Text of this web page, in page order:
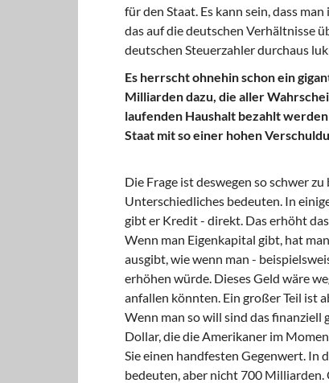
für den Staat. Es kann sein, dass
das auf die deutschen Verhältnisse
deutschen Steuerzahler durchaus
Es herrscht ohnehin schon ein
Milliarden dazu, die aller
laufenden Haushalt bezahlt
Staat mit so einer hohen
Die Frage ist deswegen so schwer
Unterschiedliches bedeuten. In
gibt er Kredit - direkt. Das erhöht
Wenn man Eigenkapital gibt, hat
ausgibt, wie wenn man -
erhöhen würde. Dieses Geld wäre
anfallen könnten. Ein großer Teil ist
Wenn man so will sind das finanziell
Dollar, die die Amerikaner im
Sie einen handfesten Gegenwert. In
bedeuten, aber nicht 700 Milliarden.